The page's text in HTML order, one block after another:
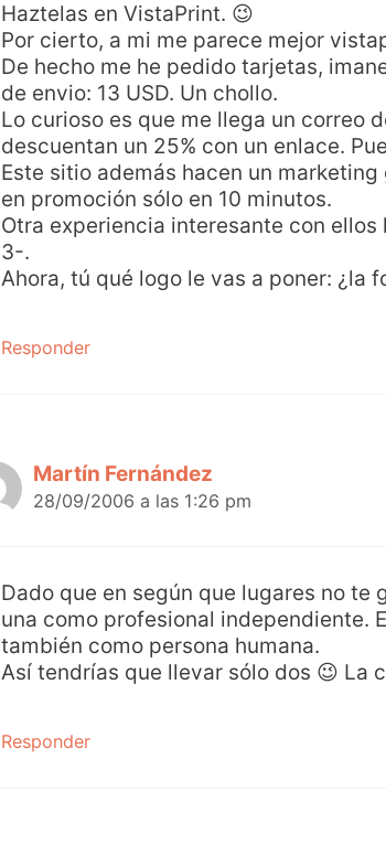
Haztelas en VistaPrint. 😉
Por cierto, a mi me parece mejor
De hecho me he pedido tarjetas,
de envio: 13 USD. Un chollo.
Lo curioso es que me llega un correo
descuentan un 25% con un enlace.
Este sitio además hacen un
en promoción sólo en 10 minutos.
Otra experiencia interesante con ellos
3-.
Ahora, tú qué logo le vas a poner: ¿la
Responder
Martín Fernández
28/09/2006 a las 1:26 pm
Dado que en según que lugares no
una como profesional independiente.
también como persona humana.
Así tendrías que llevar sólo dos 😉 La
Responder